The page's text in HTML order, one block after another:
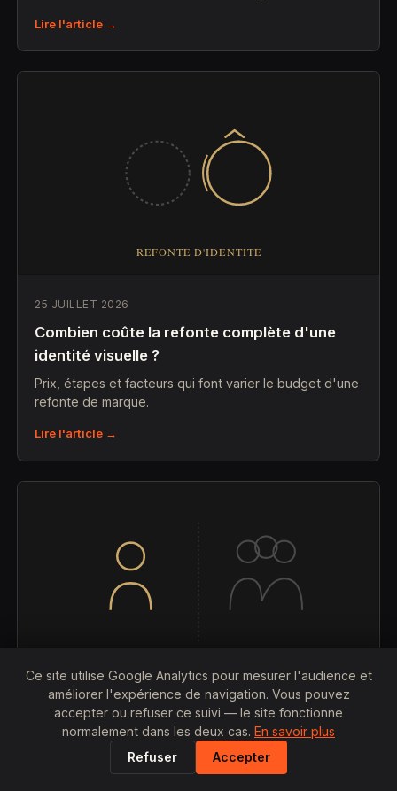
Lire l'article →
25 JUILLET 2026
Combien coûte la refonte complète d'une
identité visuelle ?
Prix, étapes et facteurs qui font varier le budget d'une
refonte de marque.
Lire l'article →
25 JUILLET 2026
Graphiste freelance vs agence de
communication à Lyon : qui est le moins cher
Ce site utilise Google Analytics pour mesurer l'audience et
améliorer l'expérience de navigation. Vous pouvez
accepter ou refuser ce suivi — le site fonctionne
normalement dans les deux cas. En savoir plus
Refuser
Accepter